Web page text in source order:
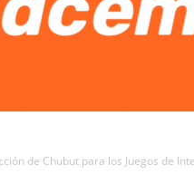
de Chubut para los Juegos de